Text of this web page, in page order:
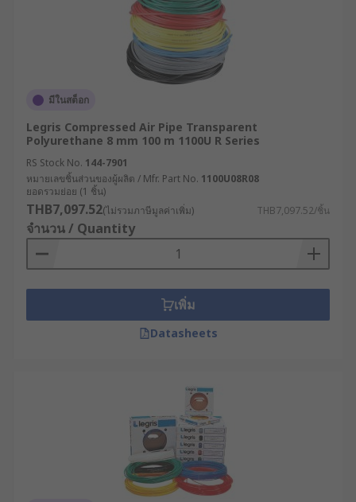
มีในสต็อก
Legris Compressed Air Pipe Transparent
Polyurethane 8 mm 100 m 1100U R Series
RS Stock No. 144-7901
หมายเลขชิ้นส่วนของผู้ผลิต / Mfr. Part No. 1100U08R08
ยอดรวมย่อย (1 ชิ้น)
THB7,097.52(ไม่รวมภาษีมูลค่าเพิ่ม) THB7,097.52/ชิ้น
จำนวน / Quantity
เพิ่ม
Datasheets